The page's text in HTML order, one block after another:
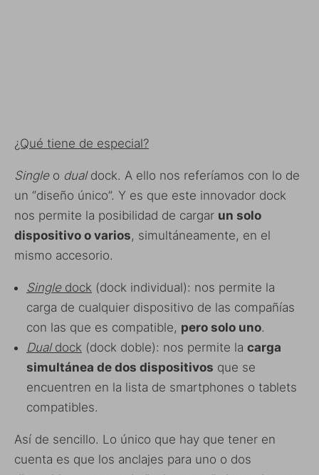
¿Qué tiene de especial?
Single o dual dock. A ello nos referíamos con lo de
un “diseño único”. Y es que este innovador dock
nos permite la posibilidad de cargar un solo
dispositivo o varios, simultáneamente, en el
mismo accesorio.
Singledock (dock individual): nos permite la
carga de cualquier dispositivo de las compañías
con las que es compatible, pero solo uno.
Dualdock (dock doble): nos permite la carga
simultánea de dos dispositivos que se
encuentren en la lista de smartphones o tablets
compatibles.
Así de sencillo. Lo único que hay que tener en
cuenta es que los anclajes para uno o dos